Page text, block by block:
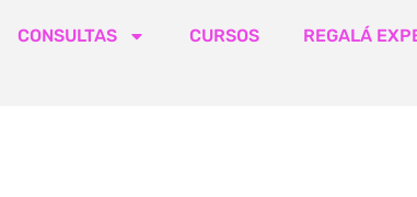
CONSULTAS CURSOS REGALÁ